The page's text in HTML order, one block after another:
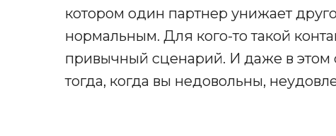
котором один партнер унижает
нормальным. Для кого-то такой
привычный сценарий. И даже в этом
тогда, когда вы недовольны,